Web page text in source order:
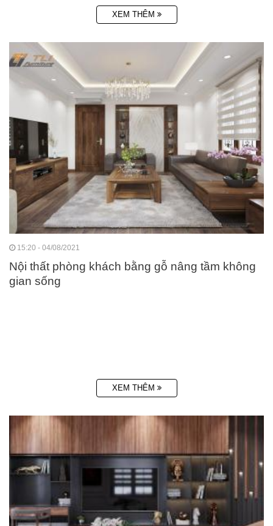
XEM THÊM
15:20 - 04/08/2021
Nội thất phòng khách bằng gỗ nâng tầm không
gian sống
XEM THÊM